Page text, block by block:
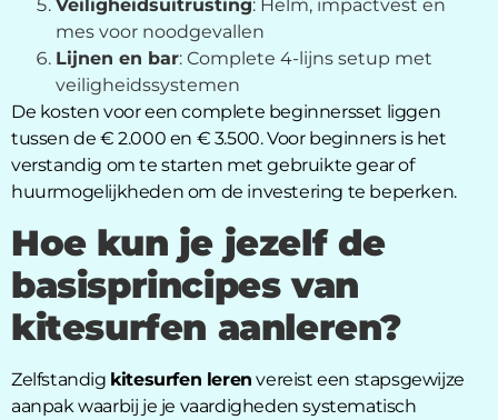
Veiligheidsuitrusting: Helm, impactvest en
mes voor noodgevallen
Lijnen en bar: Complete 4-lijns setup met
veiligheidssystemen
De kosten voor een complete beginnersset liggen
tussen de € 2.000 en € 3.500. Voor beginners is het
verstandig om te starten met gebruikte gear of
huurmogelijkheden om de investering te beperken.
Hoe kun je jezelf de
basisprincipes van
kitesurfen aanleren?
Zelfstandig kitesurfen leren vereist een stapsgewijze
aanpak waarbij je je vaardigheden systematisch